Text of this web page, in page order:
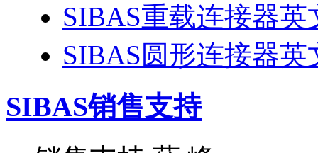
SIBAS重载连接器英
SIBAS圆形连接器英
SIBAS销售支持